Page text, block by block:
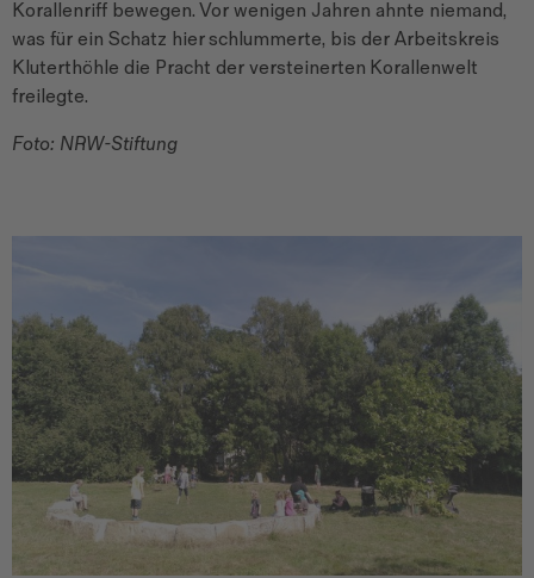
Korallenriff bewegen. Vor wenigen Jahren ahnte niemand,
was für ein Schatz hier schlummerte, bis der Arbeitskreis
Kluterthöhle die Pracht der versteinerten Korallenwelt
freilegte.
Foto: NRW-Stiftung